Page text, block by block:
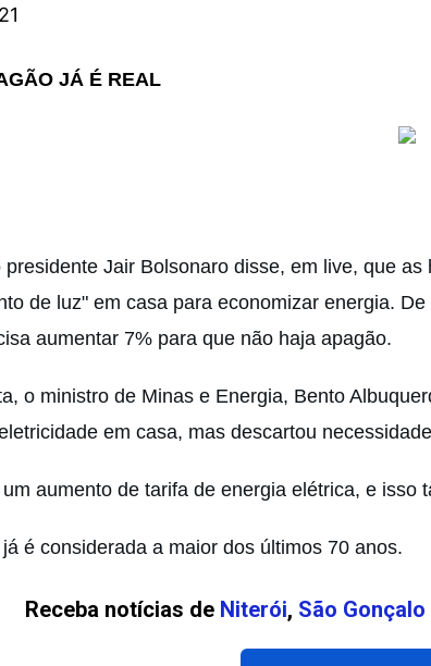
JÁ É REAL
presidente Jair Bolsonaro disse, em live, que
de luz" em casa para economizar energia.
aumentar 7% para que não haja apagão.
o ministro de Minas e Energia, Bento
em casa, mas descartou
aumento de tarifa de energia elétrica, e isso
é considerada a maior dos últimos 70 anos.
Receba notícias de Niterói, São Gonçalo